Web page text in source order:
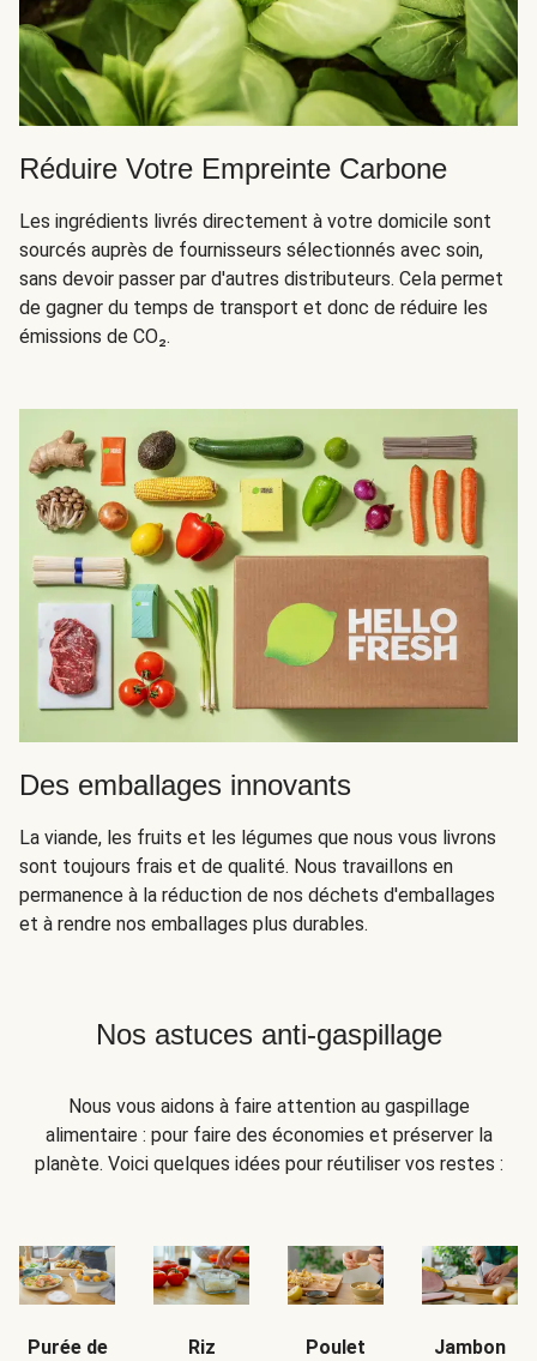
Réduire Votre Empreinte Carbone
Les ingrédients livrés directement à votre domicile sont
sourcés auprès de fournisseurs sélectionnés avec soin,
sans devoir passer par d'autres distributeurs. Cela permet
de gagner du temps de transport et donc de réduire les
émissions de CO₂.
Des emballages innovants
La viande, les fruits et les légumes que nous vous livrons
sont toujours frais et de qualité. Nous travaillons en
permanence à la réduction de nos déchets d'emballages
et à rendre nos emballages plus durables.
Nos astuces anti-gaspillage
Nous vous aidons à faire attention au gaspillage
alimentaire : pour faire des économies et préserver la
planète. Voici quelques idées pour réutiliser vos restes :
Purée de
Riz
Poulet
Jambon